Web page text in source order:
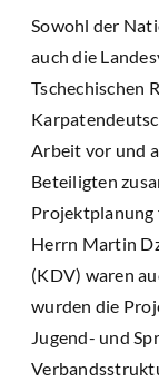
Sowohl der
auch die
Tschechischen
Arbeit vor und
Beteiligten
Projektplanung
Herrn Martin
(KDV) waren
wurden die
Jugend- und